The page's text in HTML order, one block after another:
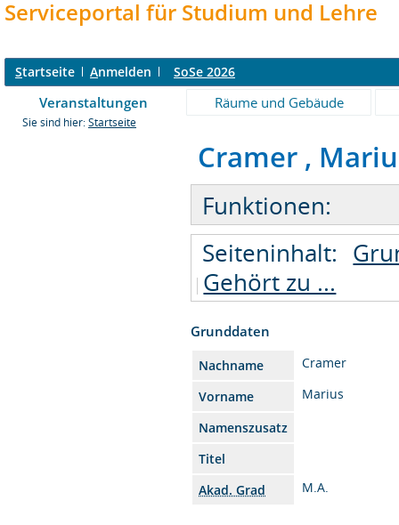
Serviceportal für Studium und Lehre
Startseite Anmelden SoSe 2026
Veranstaltungen Räume und Gebäude
Sie sind hier: Startseite
Cramer ,
Funktionen:
Seiteninhalt:
Gehört zu ...
Grunddaten
Nachname
Cramer
Vorname
Marius
Namenszusatz
Titel
Akad. Grad
M.A.